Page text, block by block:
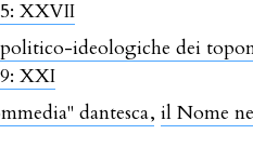
XXVII
politico-ideologiche dei
XXI
dantesca,il Nome